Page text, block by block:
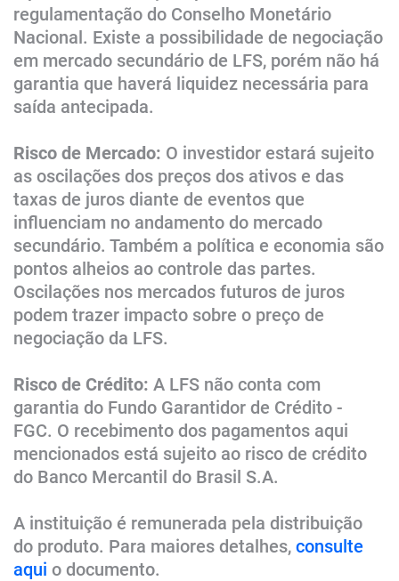
regulamentação do Conselho Monetário
Nacional. Existe a possibilidade de negociação
em mercado secundário de LFS, porém não há
garantia que haverá liquidez necessária para
saída antecipada.
Risco de Mercado: O investidor estará sujeito
as oscilações dos preços dos ativos e das
taxas de juros diante de eventos que
influenciam no andamento do mercado
secundário. Também a política e economia são
pontos alheios ao controle das partes.
Oscilações nos mercados futuros de juros
podem trazer impacto sobre o preço de
negociação da LFS.
Risco de Crédito: A LFS não conta com
garantia do Fundo Garantidor de Crédito -
FGC. O recebimento dos pagamentos aqui
mencionados está sujeito ao risco de crédito
do Banco Mercantil do Brasil S.A.
A instituição é remunerada pela distribuição
do produto. Para maiores detalhes, consulte
aqui​ o documento​​​.